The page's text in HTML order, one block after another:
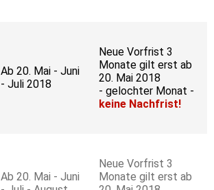
Ab 20. Mai - Juni
- Juli 2018
Neue Vorfrist 3
Monate gilt erst ab
20. Mai 2018
- gelochter Monat -
keine Nachfrist!
Ab 20. Mai - Juni
Neue Vorfrist 3
Monate gilt erst ab